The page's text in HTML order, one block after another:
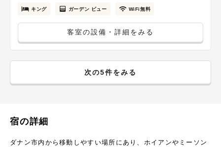
キング ガーデン ビュー WiFi無料
客室の設備・詳細をみる
次の5件をみる
宿の詳細
ダナン市内から移動しやすい場所にあり、ホイアンやミーソン